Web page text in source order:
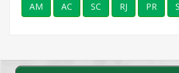
AM AC SC RJ PR